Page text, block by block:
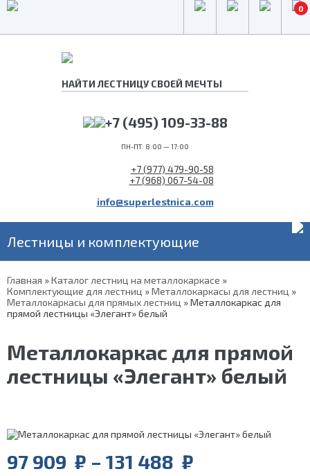
0
+7 (495) 109-33-88
ПН-ПТ: 8:00 — 17:00
+7 (977) 479-90-58
+7 (968) 067-54-08
info@superlestnica.com
Лестницы и комплектующие
Главная »Каталог лестниц на металлокаркасе »
Комплектующие для лестниц »Металлокаркасы для лестниц »
Металлокаркасы для прямых лестниц »Металлокаркас для
прямой лестницы «Элегант» белый
Металлокаркас для прямой
лестницы «Элегант» белый
97 909 ₽ – 131 488 ₽